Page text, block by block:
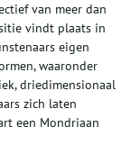
van meer dan
vindt plaats in
eigen
waaronder
driedimensionaal
zich laten
een Mondriaan